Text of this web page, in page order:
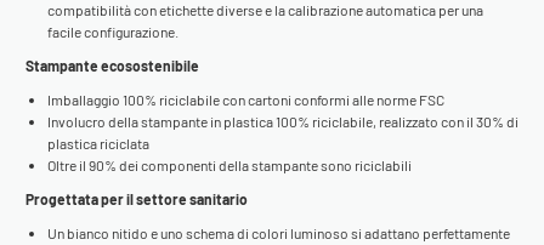
compatibilità con etichette diverse e la calibrazione automatica per una
facile configurazione.
Stampante ecosostenibile
Imballaggio 100% riciclabile con cartoni conformi alle norme FSC
Involucro della stampante in plastica 100% riciclabile, realizzato con il 30% di
plastica riciclata
Oltre il 90% dei componenti della stampante sono riciclabili
Progettata per il settore sanitario
Un bianco nitido e uno schema di colori luminoso si adattano perfettamente